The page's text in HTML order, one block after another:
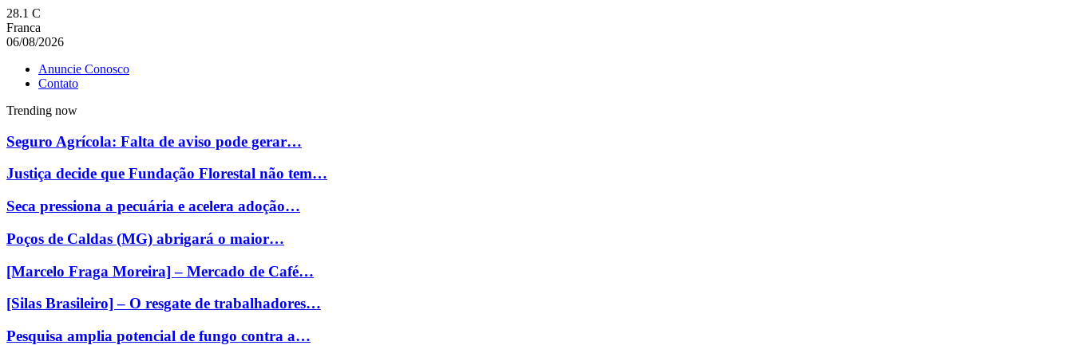
28.1 C
Franca
06/08/2026
Anuncie Conosco
Contato
Trending now
Seguro Agrícola: Falta de aviso pode gerar…
Justiça decide que Fundação Florestal não tem…
Seca pressiona a pecuária e acelera adoção…
Poços de Caldas (MG) abrigará o maior…
[Marcelo Fraga Moreira] – Mercado de Café…
[Silas Brasileiro] – O resgate de trabalhadores…
Pesquisa amplia potencial de fungo contra a…